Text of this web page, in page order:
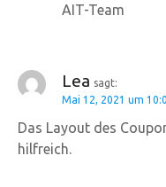
AIT-Team
Lea sagt:
Mai 12, 2021 um
Das Layout des
hilfreich.